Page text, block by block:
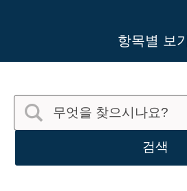
검색
항목별 보기